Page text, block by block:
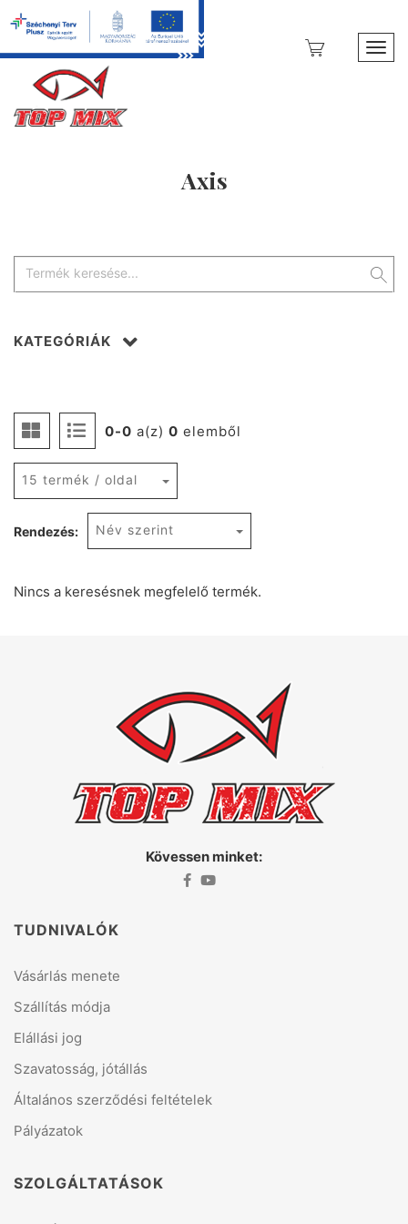
Axis
0-0 a(z) 0 elemből
15 termék / oldal
Rendezés: Név szerint
Nincs a keresésnek megfelelő termék.
KATEGÓRIÁK
Kövessen minket:
TUDNIVALÓK
Vásárlás menete
Szállítás módja
Elállási jog
Szavatosság, jótállás
Általános szerződési feltételek
Pályázatok
SZOLGÁLTATÁSOK